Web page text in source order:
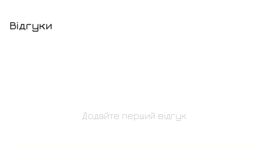
Відгуки
Додайте перший відгук